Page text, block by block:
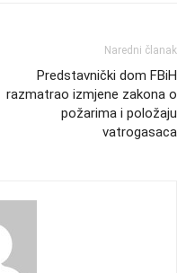
Naredni članak
Predstavnički dom FBiH
razmatrao izmjene zakona o
požarima i položaju
vatrogasaca